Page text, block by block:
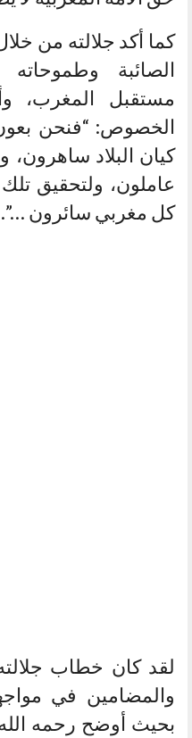
كما أكد جلالته من
الصائبة
مستقبل المغرب،
الخصوص: “فنحن
كيان البلاد ساهرون،
عاملون، ولتحقيق
كل مغربي سائرون …”.
لقد كان خطاب
والمضامين في
بحيث أوضح رحمه